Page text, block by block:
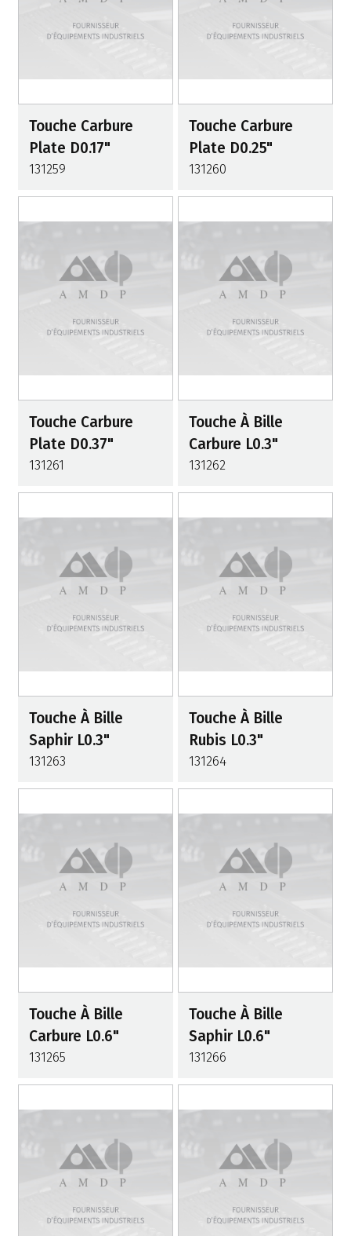
Touche Carbure
Plate D0.17"
131259
Touche Carbure
Plate D0.25"
131260
Touche Carbure
Plate D0.37"
131261
Touche À Bille
Carbure L0.3"
131262
Touche À Bille
Saphir L0.3"
131263
Touche À Bille
Rubis L0.3"
131264
Touche À Bille
Carbure L0.6"
131265
Touche À Bille
Saphir L0.6"
131266